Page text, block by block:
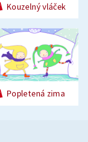
Kouzelný vláček
Popletená zima